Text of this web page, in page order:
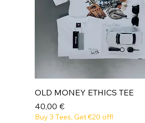
Aperçu rapide
OLD MONEY ETHICS TEE
Prix
40,00 €
Buy 3 Tees, Get €20 off!